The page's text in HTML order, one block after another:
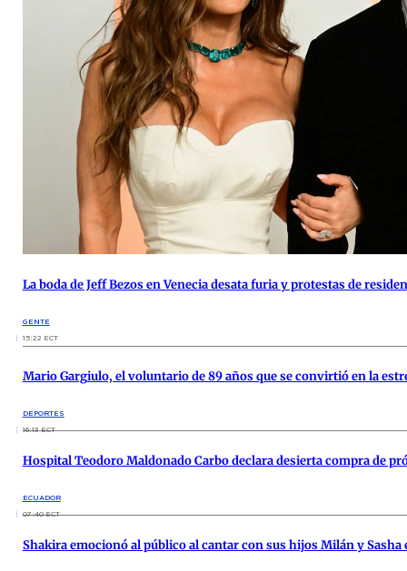
La boda de Jeff Bezos en Venecia desata furia y protestas de
GENTE
15:22 ECT
Mario Gargiulo, el voluntario de 89 años que se convirtió en la
DEPORTES
16:13 ECT
Hospital Teodoro Maldonado Carbo declara desierta compra de
ECUADOR
07:40 ECT
Shakira emocionó al público al cantar con sus hijos Milán y Sasha